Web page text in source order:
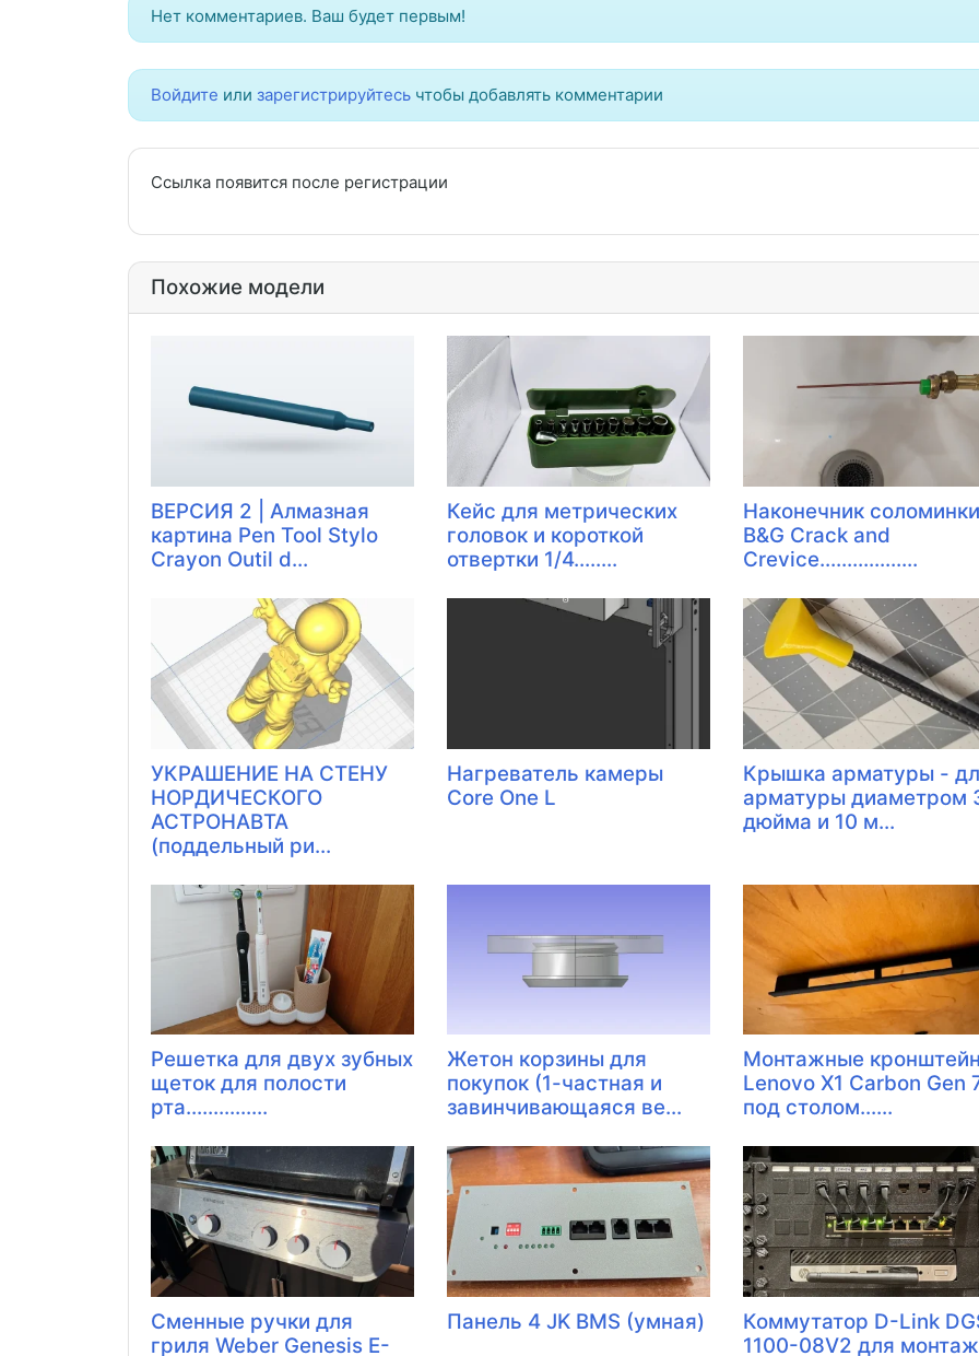
Нет комментариев. Ваш будет первым!
Войдите или зарегистрируйтесь чтобы добавлять комментарии
Ссылка появится после регистрации
Похожие модели
ВЕРСИЯ 2 | Алмазная
картина Pen Tool Stylo
Crayon Outil d...
Кейс для метрических
головок и короткой
отвертки 1/4........
Наконечник соломинки
B&G Crack and
Crevice..................
УКРАШЕНИЕ НА СТЕНУ
НОРДИЧЕСКОГО
АСТРОНАВТА
(поддельный ри...
Нагреватель камеры
Core One L
Крышка арматуры -
арматуры диаметром
дюйма и 10 м...
Решетка для двух зубных
щеток для полости
рта...............
Жетон корзины для
покупок (1-частная и
завинчивающаяся ве...
Монтажные
Lenovo X1 Carbon Gen
под столом......
Сменные ручки для
гриля Weber Genesis E-
Панель 4 JK BMS (умная)
Коммутатор D-Link
1100-08V2 для